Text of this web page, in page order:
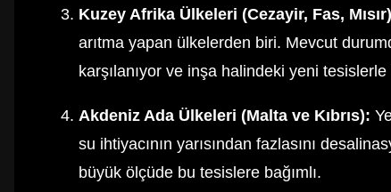
Kuzey Afrika Ülkeleri (Cezayir, Fas,
arıtma yapan ülkelerden biri. Mevcut
karşılanıyor ve inşa halindeki yeni
Akdeniz Ada Ülkeleri (Malta ve Kıbrıs):
su ihtiyacının yarısından fazlasını
büyük ölçüde bu tesislere bağımlı.